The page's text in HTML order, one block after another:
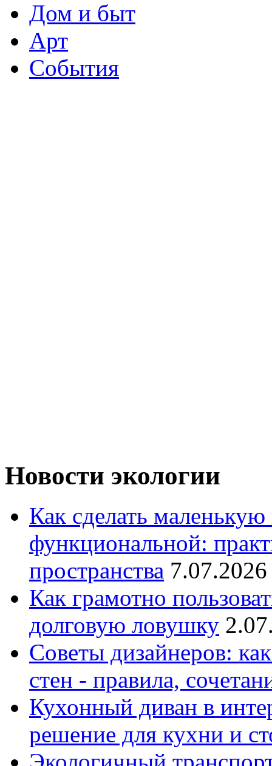
Дом и быт
Арт
События
Новости экологии
Как сделать
функциональной:
пространства
Как грамотно
долговую ловушку
Советы дизайнеров:
стен - правила,
Кухонный диван в
решение для кухни и